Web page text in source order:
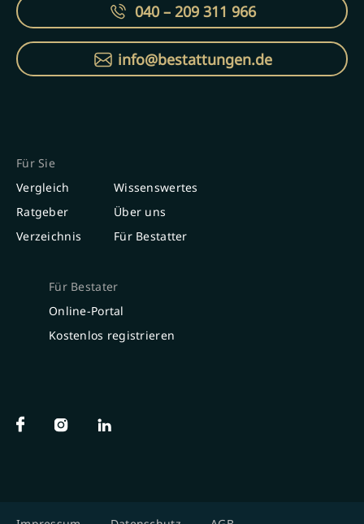
040 – 209 311 966
info@bestattungen.de
Für Sie
Vergleich
Ratgeber
Verzeichnis
Wissenswertes
Über uns
Für Bestatter
Für Bestater
Online-Portal
Kostenlos registrieren